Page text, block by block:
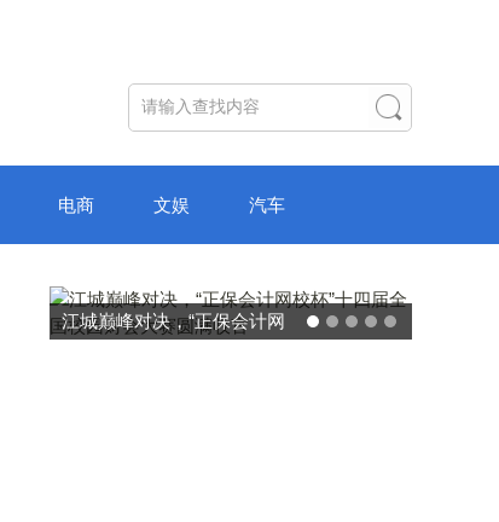
电商 文娱 汽车
江城巅峰对决，“正保会计网